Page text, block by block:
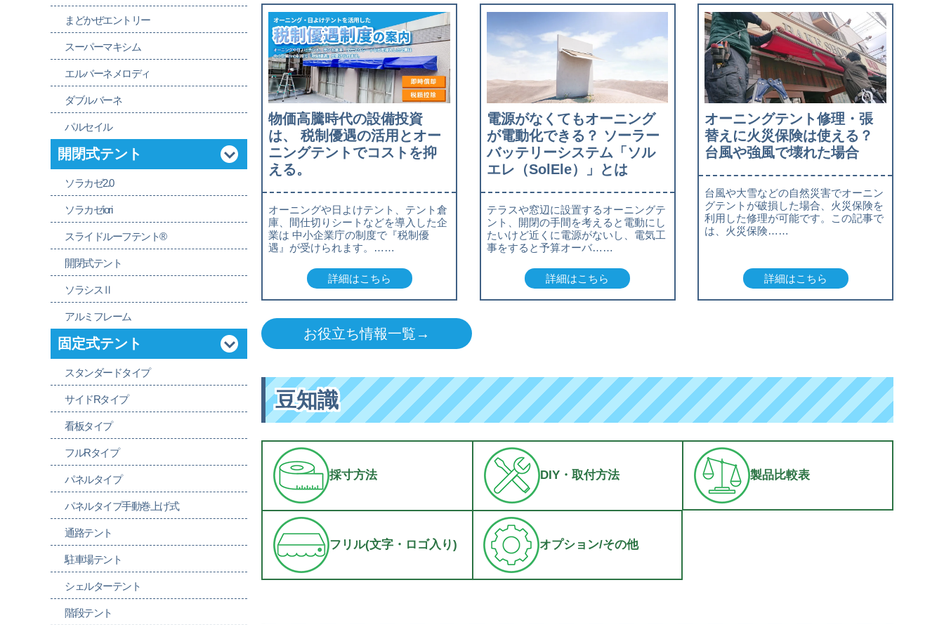
物価高騰時代の設備投資
は、 税制優遇の活用とオー
ニングテントでコストを抑
える。
オーニングや日よけテント、テント倉
庫、間仕切りシートなどを導入した企
業は 中小企業庁の制度で『税制優
遇』が受けられます。……
詳細はこちら
電源がなくてもオーニング
が電動化できる？ ソーラー
バッテリーシステム「ソル
エレ（SolEle）」とは
テラスや窓辺に設置するオーニングテ
ント、開閉の手間を考えると電動にし
たいけど近くに電源がないし、電気工
事をすると予算オーバ……
詳細はこちら
オーニングテント修理・張
替えに火災保険は使える？
台風や強風で壊れた場合
台風や大雪などの自然災害でオーニン
グテントが破損した場合、火災保険を
利用した修理が可能です。この記事で
は、火災保険……
詳細はこちら
お役立ち情報一覧→
豆知識
採寸方法 DIY・取付方法 製品比較表
フリル(文字・ロゴ入り) オプション/その他
まどかぜエントリー
スーパーマキシム
エルバーネメロディ
ダブルバーネ
パルセイル
開閉式テント
ソラカゼ2.0
ソラカゼiori
スライドルーフテント®
開閉式テント
ソラシスⅡ
アルミフレーム
固定式テント
スタンダードタイプ
サイドRタイプ
看板タイプ
フルRタイプ
パネルタイプ
パネルタイプ手動巻上げ式
通路テント
駐車場テント
シェルターテント
階段テント